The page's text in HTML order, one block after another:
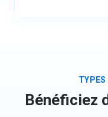
TYPES
Bénéficiez